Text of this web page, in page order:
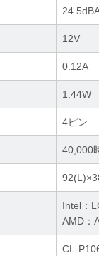
12V
0.12A
1.44W
4ピン
40,000
Intel：
AMD：
CL-